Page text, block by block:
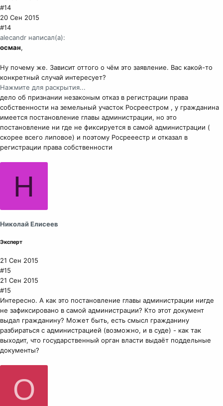
#14
20 Сен 2015
#14
alecandr написал(а):
осман,
Ну почему же. Зависит оттого о чём это заявление. Вас какой-то
конкретный случай интересует?
Нажмите для раскрытия...
дело об признании незаконым отказ в регистрации права
собственности на земельный участок Росреестром , у гражданина
имеется постановление главы администрации, но это
постановление ни где не фиксируется в самой администрации (
скорее всего липовое) и поэтому Росрееестр и отказал в
регистрации права собственности
Н
Николай Елисеев
Эксперт
21 Сен 2015
#15
21 Сен 2015
#15
Интересно. А как это постановление главы администрации нигде
не зафиксировано в самой администрации? Кто этот документ
выдал гражданину? Может быть, есть смысл гражданину
разбираться с администрацией (возможно, и в суде) - как так
выходит, что государственный орган власти выдаёт поддельные
документы?
О